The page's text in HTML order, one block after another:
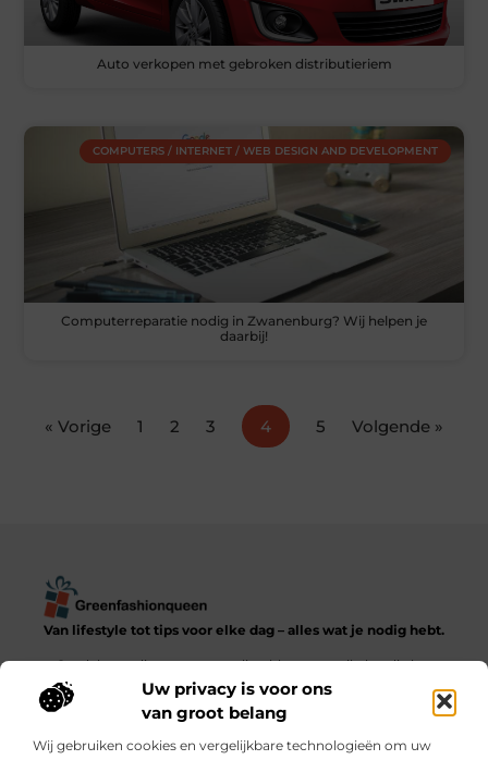
Uw privacy is voor ons
van groot belang
Wij gebruiken cookies en vergelijkbare technologieën om uw
Auto verkopen met gebroken distributieriem
COMPUTERS / INTERNET / WEB DESIGN AND DEVELOPMENT
Computerreparatie nodig in Zwanenburg? Wij helpen je
daarbij!
« Vorige 1 2 3 4 5 Volgende »
Van lifestyle tot tips voor elke dag – alles wat je nodig hebt.
Ontdek een diverse verzameling blogs en artikelen die het
dagelijks leven in al zijn facetten verkennen, van praktische
adviezen tot inspirerende verhalen.